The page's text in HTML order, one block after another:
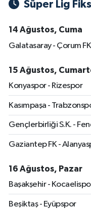
Süper Lig
14 Ağustos, Cuma
Galatasaray - Çorum FK
15 Ağustos,
Konyaspor - Rizespor
Kasımpaşa -
Gençlerbirliği S.K. -
Gaziantep FK -
16 Ağustos, Pazar
Başakşehir -
Beşiktaş - Eyüpspor